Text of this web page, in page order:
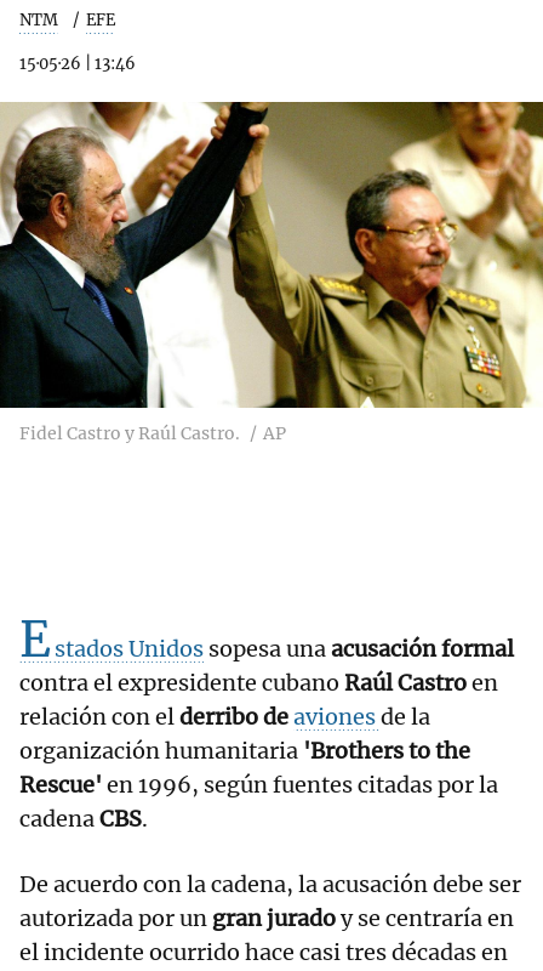
NTM EFE
15·05·26 13:46
Fidel Castro y Raúl Castro. AP
Estados Unidos sopesa unaacusación formal
contra el expresidente cubano Raúl Castroen
relación con elderribo deavionesde la
organización humanitaria 'Brothers to the
Rescue' en 1996, según fuentes citadas por la
cadenaCBS.
De acuerdo con la cadena, la acusación debe ser
autorizada por un gran juradoy se centraría en
el incidente ocurrido hace casi tres décadas en